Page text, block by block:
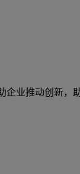
业推动创新